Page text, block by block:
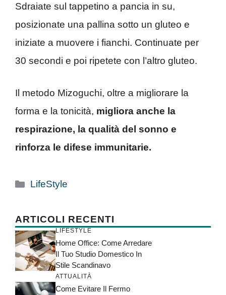
Sdraiate sul tappetino a pancia in su,
posizionate una pallina sotto un gluteo e
iniziate a muovere i fianchi. Continuate per
30 secondi e poi ripetete con l’altro gluteo.
Il metodo Mizoguchi, oltre a migliorare la
forma e la tonicità, migliora anche la
respirazione, la qualità del sonno e
rinforza le difese immunitarie.
Categorie
LifeStyle
ARTICOLI RECENTI
LIFESTYLE
Home Office: Come Arredare
Il Tuo Studio Domestico In
Stile Scandinavo
ATTUALITÀ
Come Evitare Il Fermo